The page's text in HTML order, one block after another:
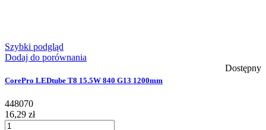
Szybki podgląd
Dodaj do porównania
Dostępny
CorePro LEDtube T8 15.5W 840 G13 1200mm
448070
16,29 zł